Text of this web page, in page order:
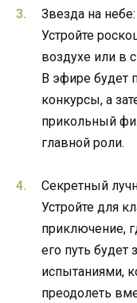
Звезда на небе:
Устройте
воздухе или в
В эфире будет
конкурсы, а
прикольный
главной роли.
Секретный
Устройте для
приключение,
его путь будет
испытаниями,
преодолеть